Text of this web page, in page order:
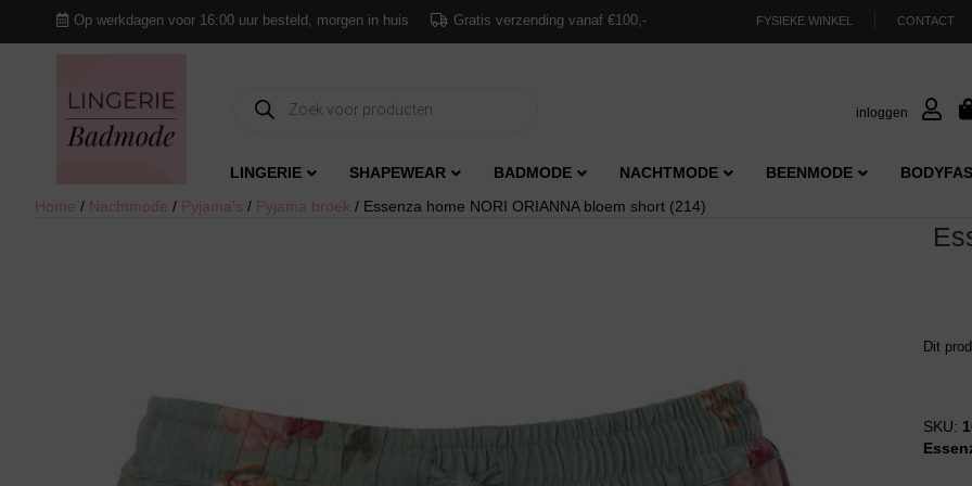
Op werkdagen voor 16:00 uur besteld, morgen in huis Gratis verzending vanaf €100,- FYSIEKE WINKEL CONTACT
Producten
zoeken
inloggen
LINGERIE SHAPEWEAR BADMODE NACHTMODE BEENMODE
Home / Nachtmode / Pyjama's / Pyjama broek / Essenza home NORI ORIANNA bloem short (214)
Dit
SKU: